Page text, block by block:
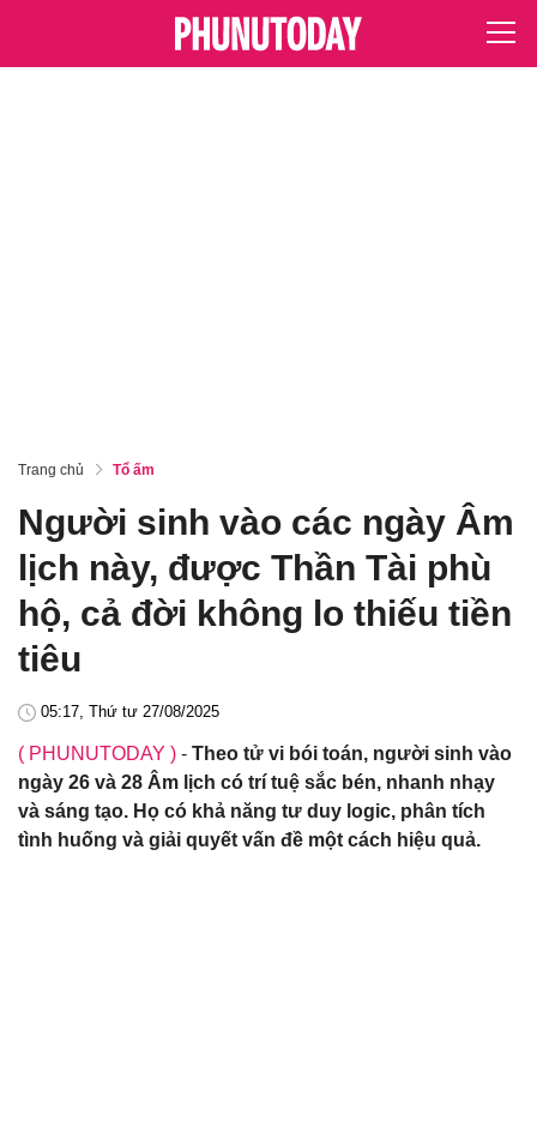
Trang chủ Tổ ấm
Người sinh vào các ngày Âm
lịch này, được Thần Tài phù
hộ, cả đời không lo thiếu tiền
tiêu
05:17, Thứ tư 27/08/2025
( PHUNUTODAY ) - Theo tử vi bói toán, người sinh vào
ngày 26 và 28 Âm lịch có trí tuệ sắc bén, nhanh nhạy
và sáng tạo. Họ có khả năng tư duy logic, phân tích
tình huống và giải quyết vấn đề một cách hiệu quả.